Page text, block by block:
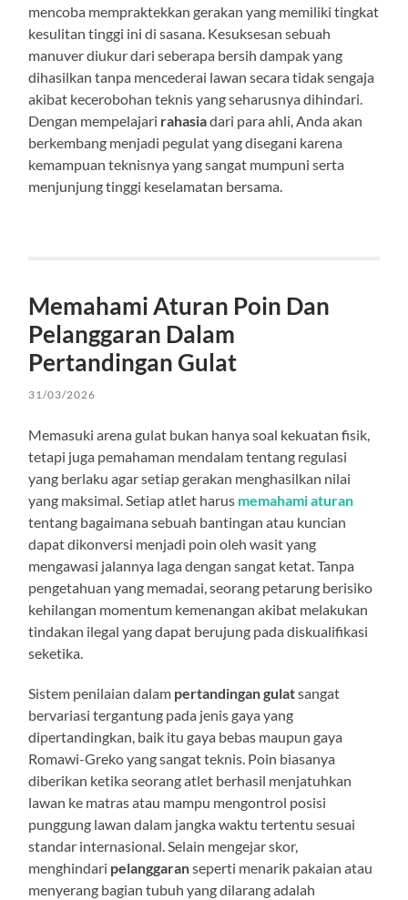
mencoba mempraktekkan gerakan yang memiliki tingkat
kesulitan tinggi ini di sasana. Kesuksesan sebuah
manuver diukur dari seberapa bersih dampak yang
dihasilkan tanpa mencederai lawan secara tidak sengaja
akibat kecerobohan teknis yang seharusnya dihindari.
Dengan mempelajari rahasiadari para ahli, Anda akan
berkembang menjadi pegulat yang disegani karena
kemampuan teknisnya yang sangat mumpuni serta
menjunjung tinggi keselamatan bersama.
Memahami Aturan Poin Dan
Pelanggaran Dalam
Pertandingan Gulat
31/03/2026
Memasuki arena gulat bukan hanya soal kekuatan fisik,
tetapi juga pemahaman mendalam tentang regulasi
yang berlaku agar setiap gerakan menghasilkan nilai
yang maksimal. Setiap atlet harus memahami aturan
tentang bagaimana sebuah bantingan atau kuncian
dapat dikonversi menjadi poin oleh wasit yang
mengawasi jalannya laga dengan sangat ketat. Tanpa
pengetahuan yang memadai, seorang petarung berisiko
kehilangan momentum kemenangan akibat melakukan
tindakan ilegal yang dapat berujung pada diskualifikasi
seketika.
Sistem penilaian dalam pertandingan gulatsangat
bervariasi tergantung pada jenis gaya yang
dipertandingkan, baik itu gaya bebas maupun gaya
Romawi-Greko yang sangat teknis. Poin biasanya
diberikan ketika seorang atlet berhasil menjatuhkan
lawan ke matras atau mampu mengontrol posisi
punggung lawan dalam jangka waktu tertentu sesuai
standar internasional. Selain mengejar skor,
menghindari pelanggaranseperti menarik pakaian atau
menyerang bagian tubuh yang dilarang adalah